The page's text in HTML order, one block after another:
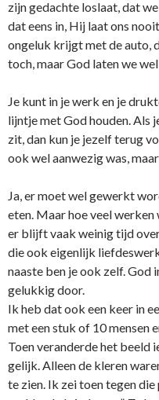
zijn gedachte loslaat, dat
dat eens in, Hij laat o­ns
o­ngeluk krijgt met de auto,
toch, maar God laten we
Je kunt in je werk en je
lijntje met God houden. Als
zit, dan kun je jezelf terug
ook wel aanwezig was,
Ja, er moet wel gewerkt
eten. Maar hoe veel
er blijft vaak weinig tijd
die ook eigenlijk
naaste ben je ook zelf. God
gelukkig door.
Ik heb dat ook een keer in
met een stuk of 10 mensen
Toen veranderde het beeld
gelijk. Alleen de kleren
te zien. Ik zei toen tegen